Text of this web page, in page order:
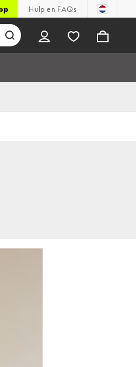
Hulp en FAQs